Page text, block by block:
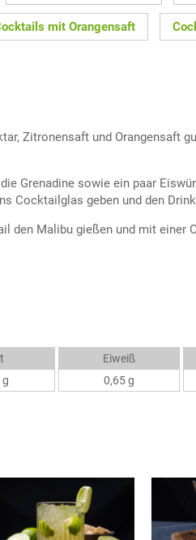
mit Orangensaft
Zitronensaft und Orangensaft
Grenadine sowie ein paar
Cocktailglas geben und den
den Malibu gießen und mit einer
g
Eiweiß
0,65 g